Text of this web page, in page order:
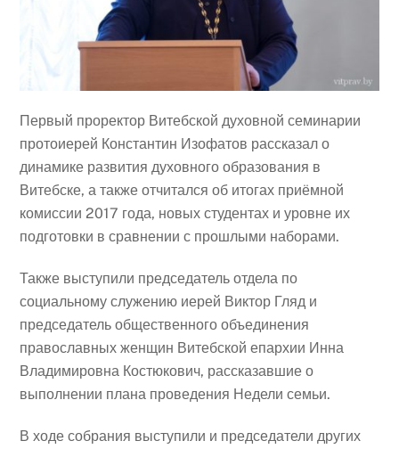
Первый проректор Витебской духовной семинарии
протоиерей Константин Изофатов рассказал о
динамике развития духовного образования в
Витебске, а также отчитался об итогах приёмной
комиссии 2017 года, новых студентах и уровне их
подготовки в сравнении с прошлыми наборами.
Также выступили председатель отдела по
социальному служению иерей Виктор Гляд и
председатель общественного объединения
православных женщин Витебской епархии Инна
Владимировна Костюкович, рассказавшие о
выполнении плана проведения Недели семьи.
В ходе собрания выступили и председатели других